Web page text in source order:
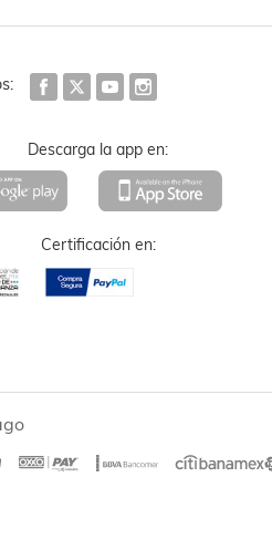
Descarga la app en:
Certificación en: